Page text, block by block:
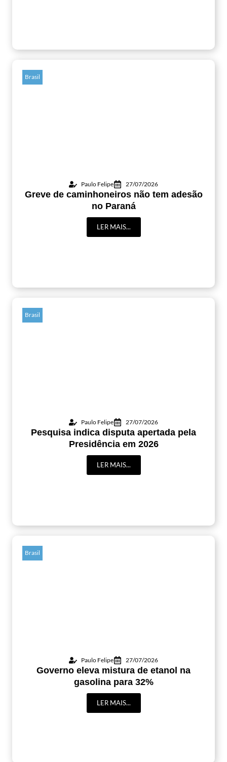
Brasil
Paulo Felipe 27/07/2026
Greve de caminhoneiros não tem adesão
no Paraná
LER MAIS...
Brasil
Paulo Felipe 27/07/2026
Pesquisa indica disputa apertada pela
Presidência em 2026
LER MAIS...
Brasil
Paulo Felipe 27/07/2026
Governo eleva mistura de etanol na
gasolina para 32%
LER MAIS...